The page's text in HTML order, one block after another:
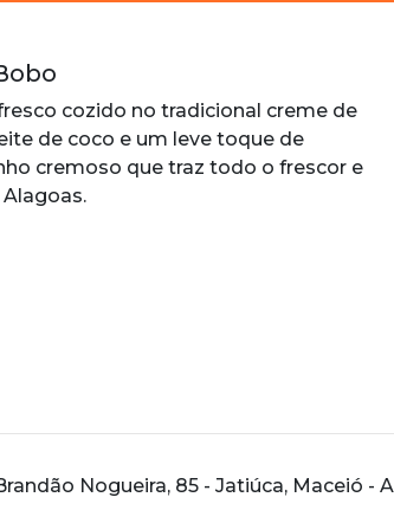
cozido no tradicional creme de
de coco e um leve toque de
cremoso que traz todo o frescor e
Nogueira, 85 - Jatiúca, Maceió -